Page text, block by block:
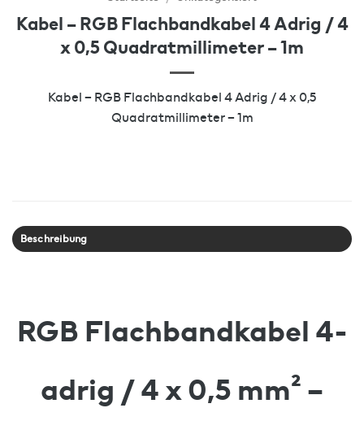
Kabel – RGB Flachbandkabel 4 Adrig / 4
x 0,5 Quadratmillimeter – 1m
Kabel – RGB Flachbandkabel 4 Adrig / 4 x 0,5
Quadratmillimeter – 1m
Beschreibung
RGB Flachbandkabel 4-
adrig / 4 x 0,5 mm² –